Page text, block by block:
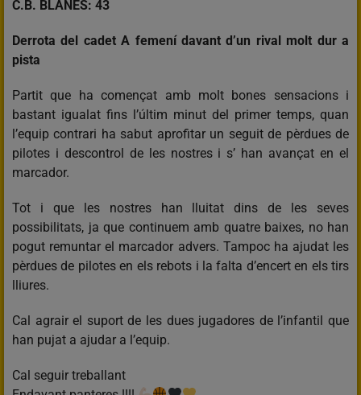
C.B. BLANES: 43
Derrota del cadet A femení davant d’un rival molt dur a
pista
Partit que ha començat amb molt bones sensacions i
bastant igualat fins l’últim minut del primer temps, quan
l’equip contrari ha sabut aprofitar un seguit de pèrdues de
pilotes i descontrol de les nostres i s’ han avançat en el
marcador.
Tot i que les nostres han lluitat dins de les seves
possibilitats, ja que continuem amb quatre baixes, no han
pogut remuntar el marcador advers. Tampoc ha ajudat les
pèrdues de pilotes en els rebots i la falta d’encert en els tirs
lliures.
Cal agrair el suport de les dues jugadores de l’infantil que
han pujat a ajudar a l’equip.
Cal seguir treballant